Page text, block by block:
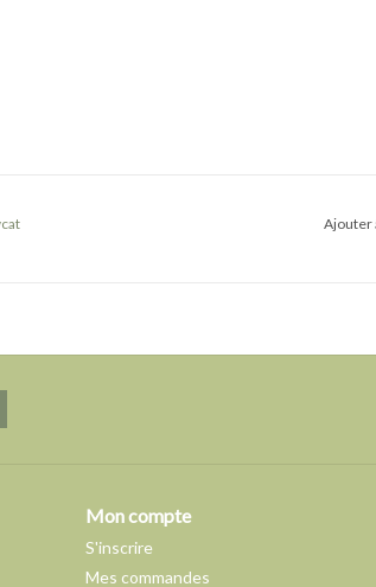
Ajouter
Mon compte
S'inscrire
Mes commandes